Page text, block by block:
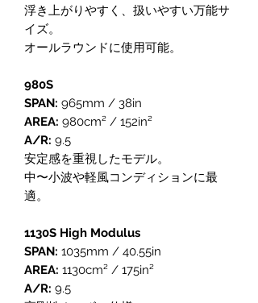
浮き上がりやすく、扱いやすい万能サ
イズ。
オールラウンドに使用可能。
980S
SPAN: 965mm / 38in
AREA: 980cm² / 152in²
A/R: 9.5
安定感を重視したモデル。
中〜小波や軽風コンディションに最
適。
1130S High Modulus
SPAN: 1035mm / 40.55in
AREA: 1130cm² / 175in²
A/R: 9.5